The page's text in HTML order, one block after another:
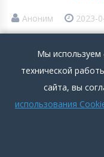
Аноним 2023-
Мы используем
технической
сайта, вы
использования